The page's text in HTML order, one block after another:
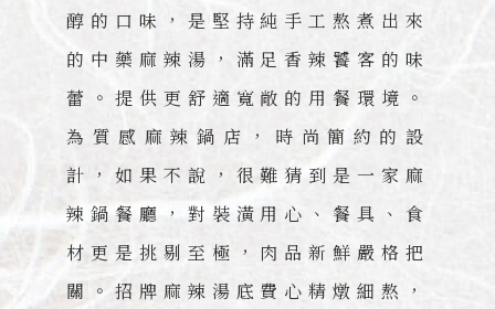
醇的口味，是堅持純手工熬煮出來
的中藥麻辣湯，滿足香辣饕客的味
蕾。提供更舒適寬敞的用餐環境。
為質感麻辣鍋店，時尚簡約的設
計，如果不說，很難猜到是一家麻
辣鍋餐廳，對裝潢用心、餐具、食
材更是挑剔至極，肉品新鮮嚴格把
關。招牌麻辣湯底費心精燉細熬，